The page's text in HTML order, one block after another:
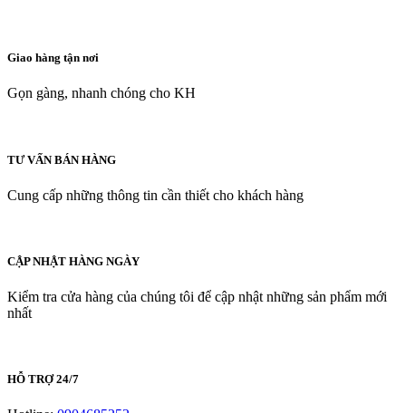
Giao hàng tận nơi
Gọn gàng, nhanh chóng cho KH
TƯ VẤN BÁN HÀNG
Cung cấp những thông tin cần thiết cho khách hàng
CẬP NHẬT HÀNG NGÀY
Kiểm tra cửa hàng của chúng tôi để cập nhật những sản phẩm mới
nhất
HỖ TRỢ 24/7